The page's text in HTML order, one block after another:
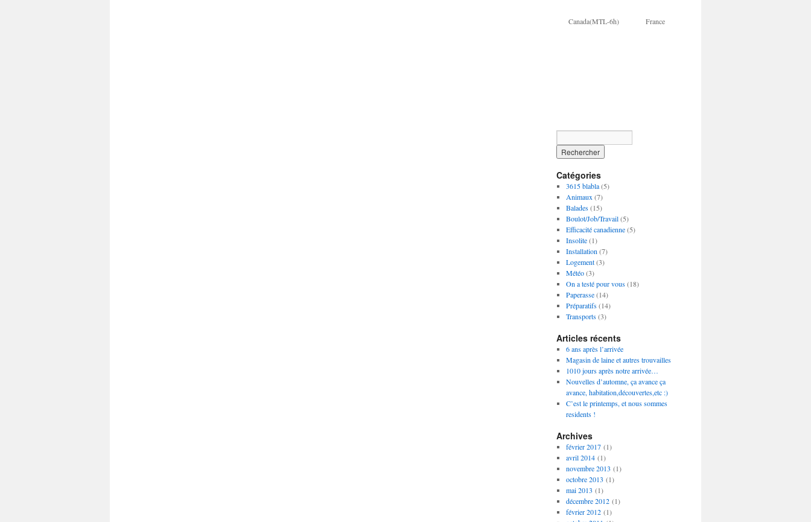
Canada(MTL-6h) France
Catégories
3615 blabla(5)
Animaux (7)
Balades(15)
Boulot/Job/Travail(5)
Efficacité canadienne(5)
Insolite(1)
Installation (7)
Logement(3)
Météo(3)
On a testé pour vous(18)
Paperasse(14)
Préparatifs(14)
Transports(3)
Articles récents
6 ans après l’arrivée
Magasin de laine et autres trouvailles
1010 jours après notre arrivée…
Nouvelles d’automne, ça avance ça
avance, habitation,découvertes,etc :)
C’est le printemps, et nous sommes
residents !
Archives
février 2017(1)
avril 2014(1)
novembre 2013 (1)
octobre 2013 (1)
mai 2013 (1)
décembre 2012(1)
février 2012(1)